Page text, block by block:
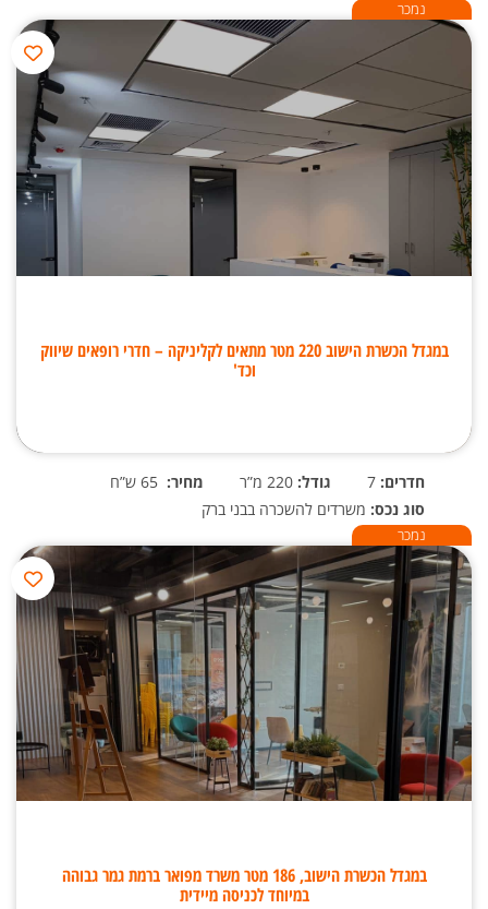
נמכר
במגדל הכשרת הישוב 220 מטר מתאים לקליניקה – חדרי רופאים שיווק
וכד'
חדרים: גודל: מחיר:
סוג נכס: משרדים להשכרה בבני ברק
נמכר
במגדל הכשרת הישוב, 186 מטר משרד מפואר ברמת גמר גבוהה
במיוחד לכניסה מיידית